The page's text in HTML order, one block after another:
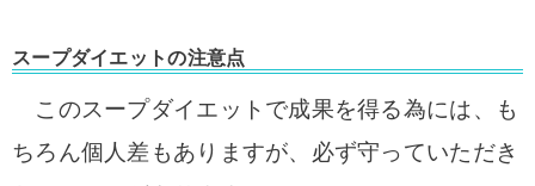
スープダイエットの注意点
このスープダイエットで成果を得る為には、も
ちろん個人差もありますが、 必ず守っていただき